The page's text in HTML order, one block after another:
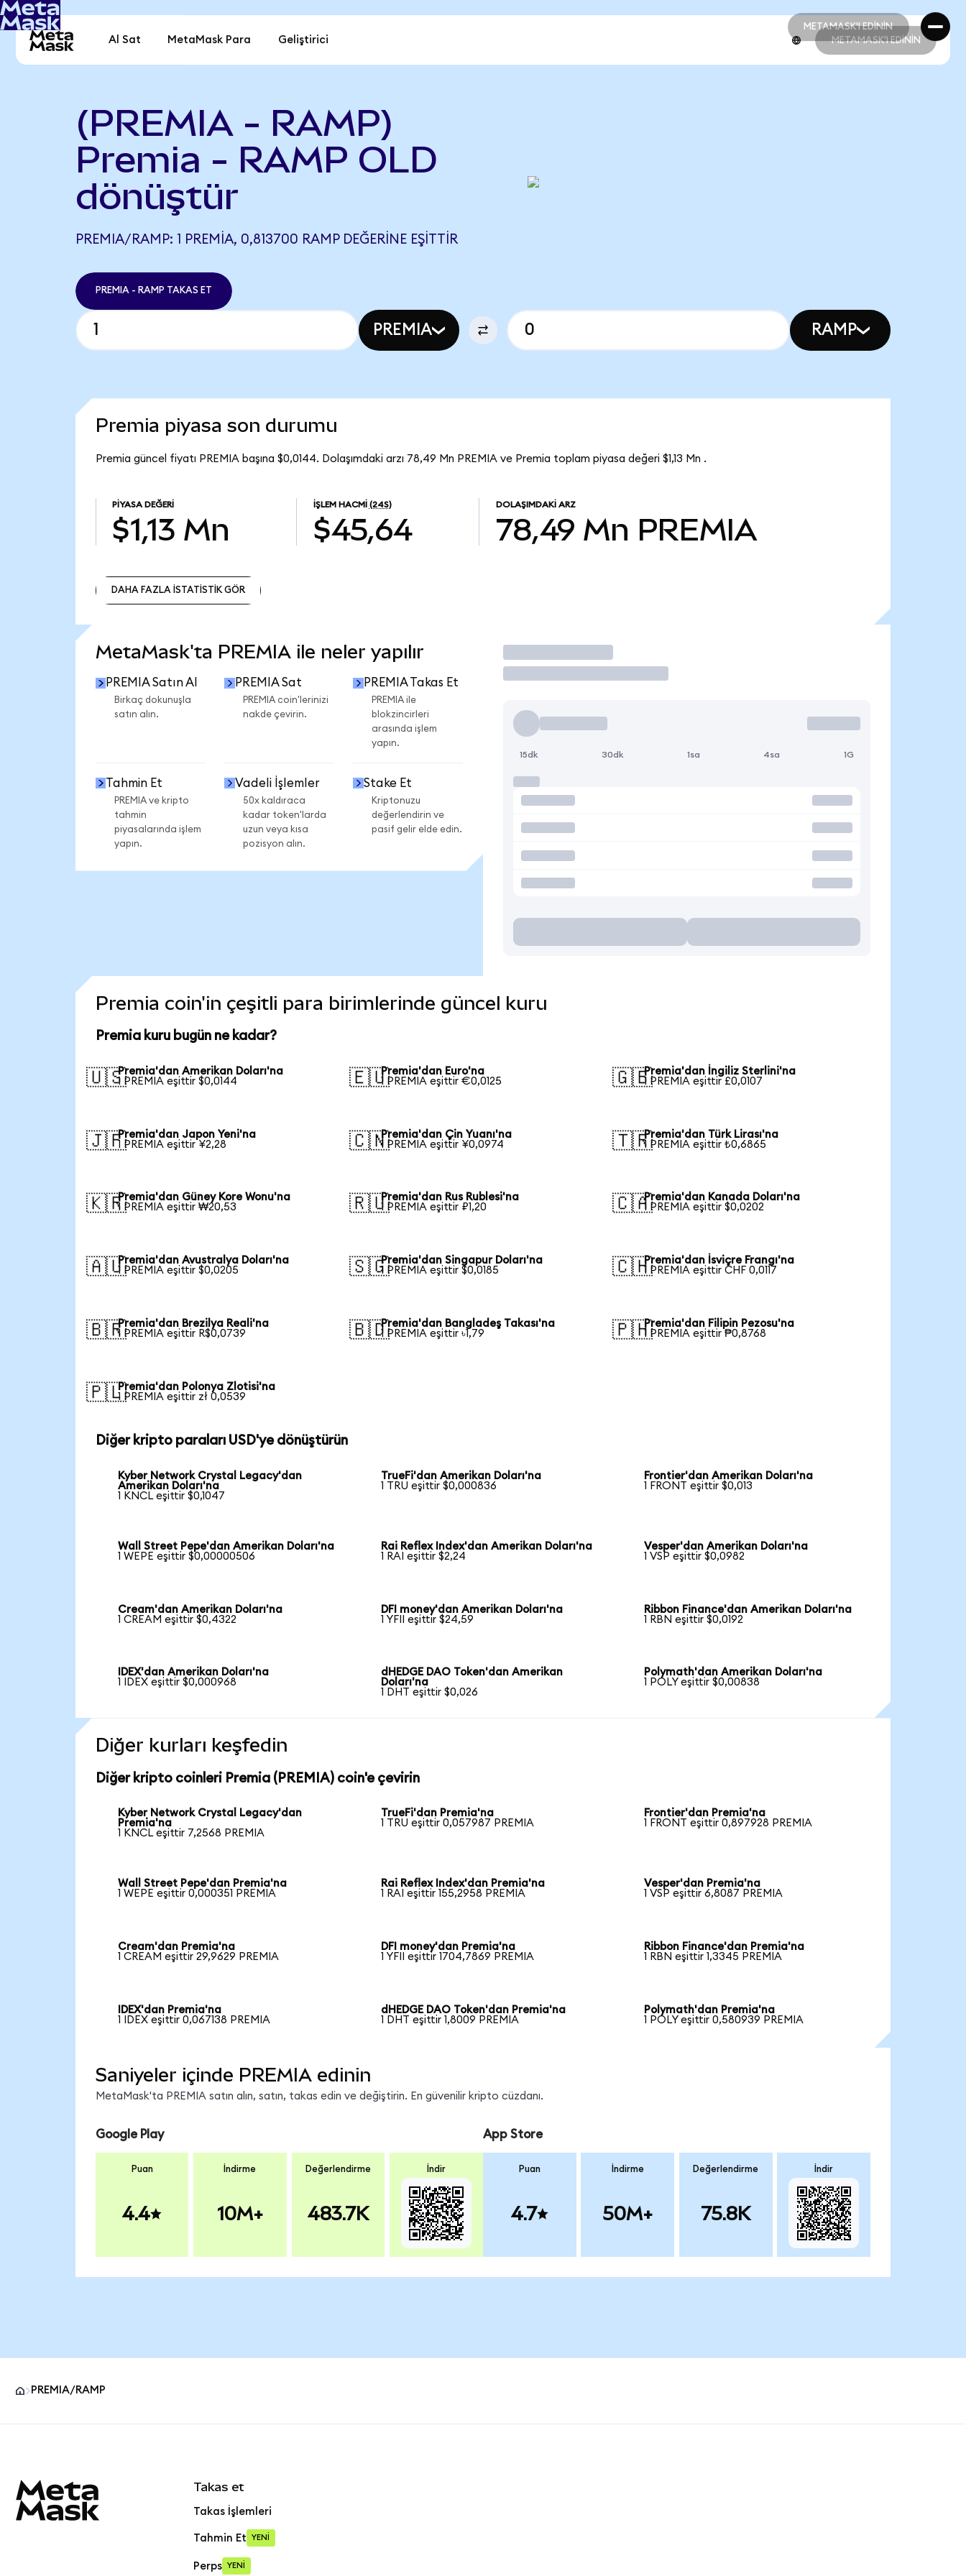
METAMASK'I EDİNİN
METAMASK'I EDİNİN
Al Sat MetaMask Para Geliştirici METAMASK'I EDİNİN
(PREMIA - RAMP)
Premia - RAMP OLD
dönüştür
PREMIA/RAMP: 1 PREMIA, 0,813700 RAMP DEĞERINE EŞITTIR
PREMIA - RAMP TAKAS ET
PREMIA RAMP
Premia piyasa son durumu
Premia güncel fiyatı PREMIA başına $0,0144. Dolaşımdaki arzı 78,49 Mn PREMIA ve Premia toplam piyasa değeri $1,13 Mn .
PIYASA DEĞERI
$1,13 Mn
İŞLEM HACMI (24S)
$45,64
DOLAŞIMDAKI ARZ
78,49 Mn PREMIA
DAHA FAZLA İSTATİSTİK GÖR
MetaMask'ta PREMIA ile neler yapılır
PREMIA Satın Al
Birkaç dokunuşla
satın alın.
PREMIA Sat
PREMIA coin'lerinizi
nakde çevirin.
PREMIA Takas Et
PREMIA ile
blokzincirleri
arasında işlem
yapın.
Tahmin Et
PREMIA ve kripto
tahmin
piyasalarında işlem
yapın.
Vadeli İşlemler
50x kaldıraca
kadar token'larda
uzun veya kısa
pozisyon alın.
Stake Et
Kriptonuzu
değerlendirin ve
pasif gelir elde edin.
İşlem Yap
15dk 30dk 1sa 4sa 1G
Premia coin'in çeşitli para birimlerinde güncel kuru
Premia kuru bugün ne kadar?
🇺🇸Premia'dan Amerikan Doları'na
1 PREMIA eşittir $0,0144
🇪🇺Premia'dan Euro'na
1 PREMIA eşittir €0,0125
🇬🇧Premia'dan İngiliz Sterlini'na
1 PREMIA eşittir £0,0107
🇯🇵Premia'dan Japon Yeni'na
1 PREMIA eşittir ¥2,28
🇨🇳Premia'dan Çin Yuanı'na
1 PREMIA eşittir ¥0,0974
🇹🇷Premia'dan Türk Lirası'na
1 PREMIA eşittir ₺0,6865
🇰🇷Premia'dan Güney Kore Wonu'na
1 PREMIA eşittir ₩20,53
🇷🇺Premia'dan Rus Rublesi'na
1 PREMIA eşittir ₽1,20
🇨🇦Premia'dan Kanada Doları'na
1 PREMIA eşittir $0,0202
🇦🇺Premia'dan Avustralya Doları'na
1 PREMIA eşittir $0,0205
🇸🇬Premia'dan Singapur Doları'na
1 PREMIA eşittir $0,0185
🇨🇭Premia'dan İsviçre Frangı'na
1 PREMIA eşittir CHF 0,0117
🇧🇷Premia'dan Brezilya Reali'na
1 PREMIA eşittir R$0,0739
🇧🇩Premia'dan Bangladeş Takası'na
1 PREMIA eşittir ৳1,79
🇵🇭Premia'dan Filipin Pezosu'na
1 PREMIA eşittir ₱0,8768
🇵🇱Premia'dan Polonya Zlotisi'na
1 PREMIA eşittir zł 0,0539
Diğer kripto paraları USD'ye dönüştürün
Kyber Network Crystal Legacy'dan
Amerikan Doları'na
1 KNCL eşittir $0,1047
TrueFi'dan Amerikan Doları'na
1 TRU eşittir $0,000836
Frontier'dan Amerikan Doları'na
1 FRONT eşittir $0,013
Wall Street Pepe'dan Amerikan Doları'na
1 WEPE eşittir $0,00000506
Rai Reflex Index'dan Amerikan Doları'na
1 RAI eşittir $2,24
Vesper'dan Amerikan Doları'na
1 VSP eşittir $0,0982
Cream'dan Amerikan Doları'na
1 CREAM eşittir $0,4322
DFI money'dan Amerikan Doları'na
1 YFII eşittir $24,59
Ribbon Finance'dan Amerikan Doları'na
1 RBN eşittir $0,0192
IDEX'dan Amerikan Doları'na
1 IDEX eşittir $0,000968
dHEDGE DAO Token'dan Amerikan
Doları'na
1 DHT eşittir $0,026
Polymath'dan Amerikan Doları'na
1 POLY eşittir $0,00838
Diğer kurları keşfedin
Diğer kripto coinleri Premia (PREMIA) coin'e çevirin
Kyber Network Crystal Legacy'dan
Premia'na
1 KNCL eşittir 7,2568 PREMIA
TrueFi'dan Premia'na
1 TRU eşittir 0,057987 PREMIA
Frontier'dan Premia'na
1 FRONT eşittir 0,897928 PREMIA
Wall Street Pepe'dan Premia'na
1 WEPE eşittir 0,000351 PREMIA
Rai Reflex Index'dan Premia'na
1 RAI eşittir 155,2958 PREMIA
Vesper'dan Premia'na
1 VSP eşittir 6,8087 PREMIA
Cream'dan Premia'na
1 CREAM eşittir 29,9629 PREMIA
DFI money'dan Premia'na
1 YFII eşittir 1704,7869 PREMIA
Ribbon Finance'dan Premia'na
1 RBN eşittir 1,3345 PREMIA
IDEX'dan Premia'na
1 IDEX eşittir 0,067138 PREMIA
dHEDGE DAO Token'dan Premia'na
1 DHT eşittir 1,8009 PREMIA
Polymath'dan Premia'na
1 POLY eşittir 0,580939 PREMIA
Saniyeler içinde PREMIA edinin
MetaMask'ta PREMIA satın alın, satın, takas edin ve değiştirin. En güvenilir kripto cüzdanı.
Google Play
Puan
4.4
İndirme
10M+
Değerlendirme
483.7K
İndir
App Store
Puan
4.7
İndirme
50M+
Değerlendirme
75.8K
İndir
PREMIA/RAMP
Takas et
Takas İşlemleri
Tahmin Et YENİ
Perps YENİ